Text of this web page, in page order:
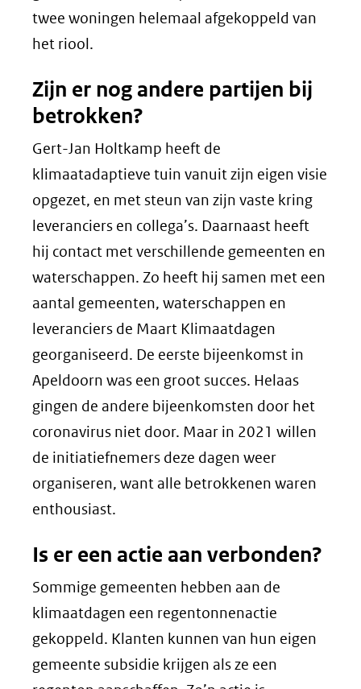
twee woningen helemaal afgekoppeld van
het riool.
Zijn er nog andere partijen bij
betrokken?
Gert-Jan Holtkamp heeft de
klimaatadaptieve tuin vanuit zijn eigen visie
opgezet, en met steun van zijn vaste kring
leveranciers en collega’s. Daarnaast heeft
hij contact met verschillende gemeenten en
waterschappen. Zo heeft hij samen met een
aantal gemeenten, waterschappen en
leveranciers de Maart Klimaatdagen
georganiseerd. De eerste bijeenkomst in
Apeldoorn was een groot succes. Helaas
gingen de andere bijeenkomsten door het
coronavirus niet door. Maar in 2021 willen
de initiatiefnemers deze dagen weer
organiseren, want alle betrokkenen waren
enthousiast.
Is er een actie aan verbonden?
Sommige gemeenten hebben aan de
klimaatdagen een regentonnenactie
gekoppeld. Klanten kunnen van hun eigen
gemeente subsidie krijgen als ze een